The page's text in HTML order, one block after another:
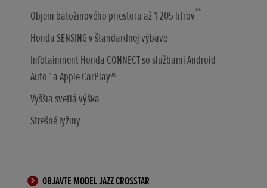
Objem batožinového priestoru až 1 205 litrov**
Honda SENSING v štandardnej výbave
Infotainment Honda CONNECT so službami Android
Auto™ a Apple CarPlay®
Vyššia svetlá výška
Strešné lyžiny
OBJAVTE MODEL JAZZ CROSSTAR